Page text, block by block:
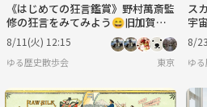
《はじめての狂言鑑賞》野村萬斎監
修の狂言をみてみよう😄旧加賀藩
主前田家の能舞台♪
8/11(火) 12:15
ゆる歴史散歩会 東京
ス
宇
8/
ゆ